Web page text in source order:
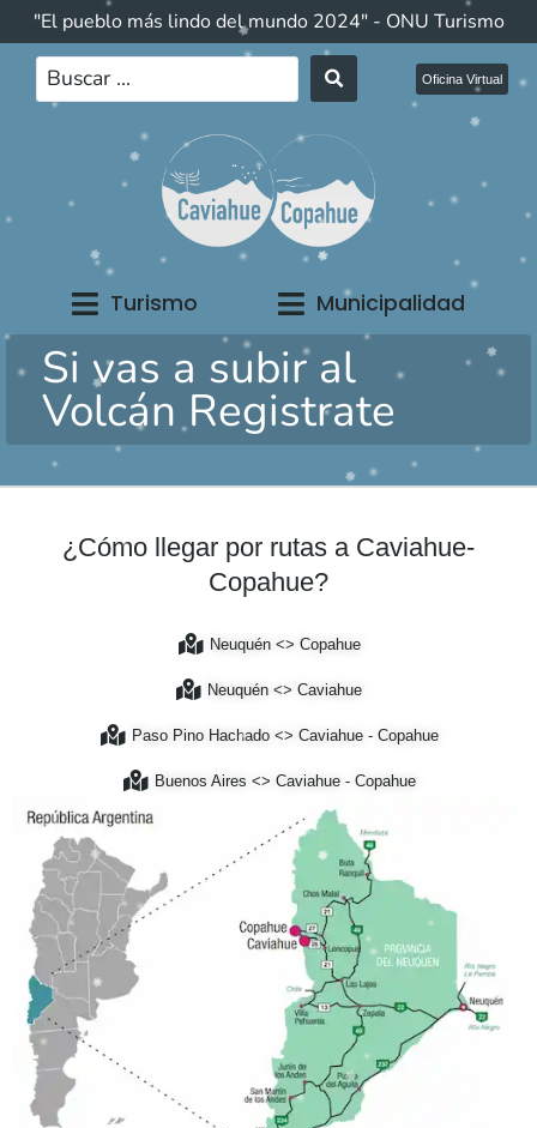
"El pueblo más lindo del mundo 2024" - ONU Turismo
Oficina Virtual
Turismo Municipalidad
Si vas a subir al
Volcán Registrate
¿Cómo llegar por rutas a Caviahue-
Copahue?
Neuquén <> Copahue
Neuquén <> Caviahue
Paso Pino Hachado <> Caviahue - Copahue
Buenos Aires <> Caviahue - Copahue